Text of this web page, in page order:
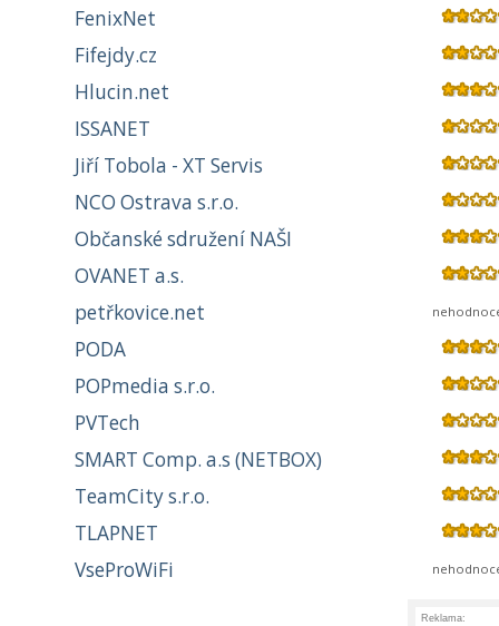
FenixNet
Fifejdy.cz
Hlucin.net
ISSANET
Jiří Tobola - XT Servis
NCO Ostrava s.r.o.
Občanské sdružení NAŠI
OVANET a.s.
petřkovice.net
PODA
POPmedia s.r.o.
PVTech
SMART Comp. a.s (NETBOX)
TeamCity s.r.o.
TLAPNET
VseProWiFi
Reklama: